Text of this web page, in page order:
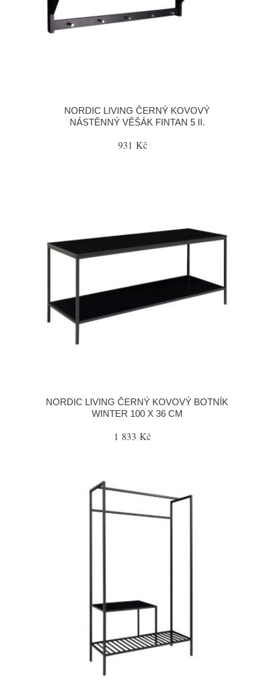
NORDIC LIVING ČERNÝ KOVOVÝ
NÁSTĚNNÝ VĚŠÁK FINTAN 5 II.
931 Kč
NORDIC LIVING ČERNÝ KOVOVÝ BOTNÍK
WINTER 100 X 36 CM
1 833 Kč